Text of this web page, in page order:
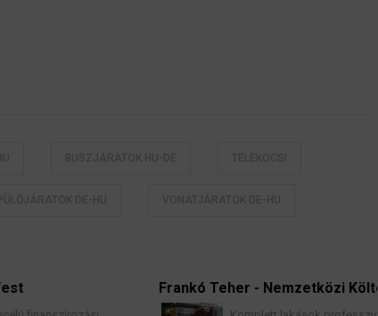
Frankó Teher - Nemzetközi Költöztetés